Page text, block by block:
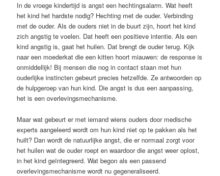
In de vroege kindertijd is angst een hechtingsalarm. Wat heeft
het kind het hardste nodig? Hechting met de ouder. Verbinding
met de ouder. Als de ouders niet in de buurt zijn, hoort het kind
zich angstig te voelen. Dat heeft een positieve intentie. Als een
kind angstig is, gaat het huilen. Dat brengt de ouder terug. Kijk
naar een moederkat die een kitten hoort miauwen: de response is
onmiddellijk! Bij mensen die nog in contact staan met hun
ouderlijke instincten gebeurt precies hetzelfde. Ze antwoorden op
de hulpgeroep van hun kind. Die angst is dus een aanpassing,
het is een overlevingsmechanisme.
Maar wat gebeurt er met iemand wiens ouders door medische
experts aangeleerd wordt om hun kind niet op te pakken als het
huilt? Dan wordt de natuurlijke angst, die er normaal zorgt voor
het huilen wat de ouder roept en waardoor die angst weer oplost,
in het kind geïntegreerd. Wat begon als een passend
overlevingsmechanisme wordt nu gegeneraliseerd.